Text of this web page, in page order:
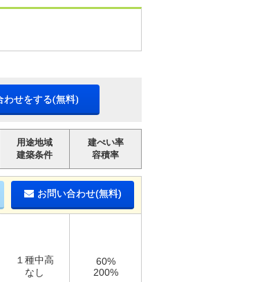
わせをする(無料)
用途地域
建築条件
建ぺい率
容積率
お問い合わせ(無料)
１種中高
なし
60%
200%